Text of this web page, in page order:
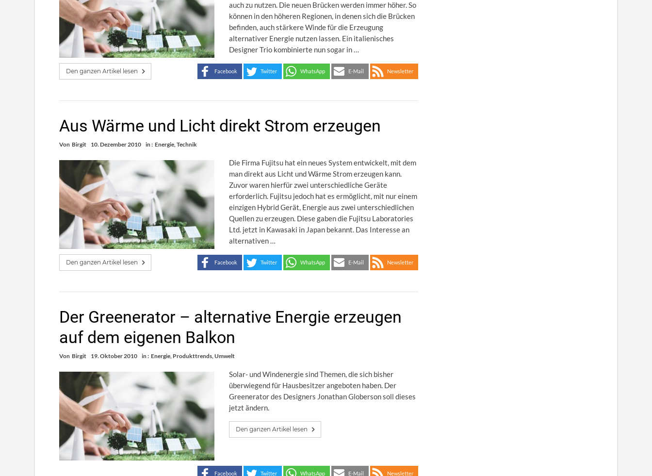
auch zu nutzen. Die neuen Brücken werden immer höher. So
können in den höheren Regionen, in denen sich die Brücken
befinden, auch stärkere Winde für die Erzeugung
alternativer Energie nutzen lassen. Ein italienisches
Designer Trio kombinierte nun sogar in …
Den ganzen Artikel lesen Facebook Twitter WhatsApp E-Mail Newsletter
Aus Wärme und Licht direkt Strom erzeugen
Von Birgit 10. Dezember 2010 in : Energie,Technik
Die Firma Fujitsu hat ein neues System entwickelt, mit dem
man direkt aus Licht und Wärme Strom erzeugen kann.
Zuvor waren hierfür zwei unterschiedliche Geräte
erforderlich. Fujitsu jedoch hat es ermöglicht, mit nur einem
einzigen Hybrid Gerät, Energie aus zwei unterschiedlichen
Quellen zu erzeugen. Diese gaben die Fujitsu Laboratories
Ltd. jetzt in Kawasaki in Japan bekannt. Das Interesse an
alternativen …
Den ganzen Artikel lesen Facebook Twitter WhatsApp E-Mail Newsletter
Der Greenerator – alternative Energie erzeugen
auf dem eigenen Balkon
Von Birgit 19. Oktober 2010 in : Energie, Produkttrends,Umwelt
Solar- und Windenergie sind Themen, die sich bisher
überwiegend für Hausbesitzer angeboten haben. Der
Greenerator des Designers Jonathan Globerson soll dieses
jetzt ändern.
Den ganzen Artikel lesen
Facebook Twitter WhatsApp E-Mail Newsletter